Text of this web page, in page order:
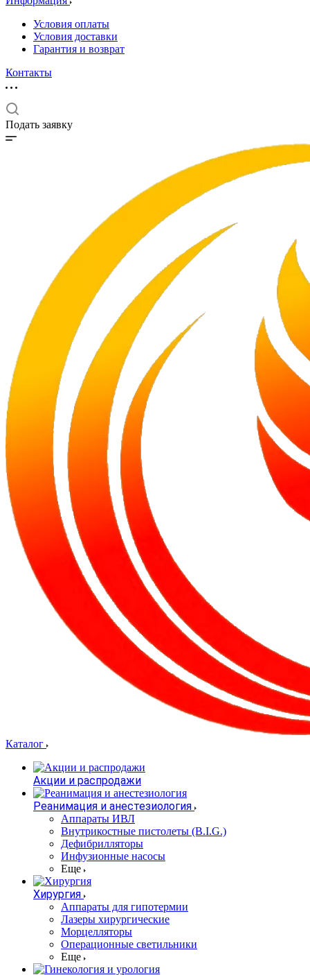
Условия оплаты
Условия доставки
Гарантия и возврат
Контакты
Подать заявку
Каталог
Акции и распродажи
Реанимация и анестезиология
Аппараты ИВЛ
Внутрикостные пистолеты (B.I.G.)
Дефибрилляторы
Инфузионные насосы
Еще
Хирургия
Аппараты для гипотермии
Лазеры хирургические
Морцелляторы
Операционные светильники
Еще